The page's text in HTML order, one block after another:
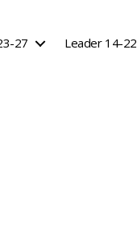
27 Leader 14-22